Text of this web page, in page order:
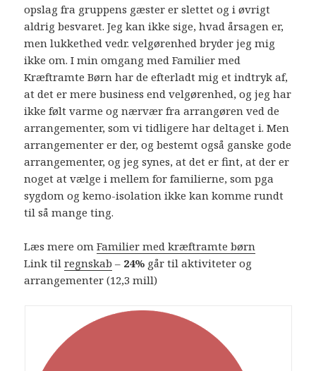
opslag fra gruppens gæster er slettet og i øvrigt
aldrig besvaret. Jeg kan ikke sige, hvad årsagen er,
men lukkethed vedr. velgørenhed bryder jeg mig
ikke om. I min omgang med Familier med
Kræftramte Børn har de efterladt mig et indtryk af,
at det er mere business end velgørenhed, og jeg har
ikke følt varme og nærvær fra arrangøren ved de
arrangementer, som vi tidligere har deltaget i. Men
arrangementer er der, og bestemt også ganske gode
arrangementer, og jeg synes, at det er fint, at der er
noget at vælge i mellem for familierne, som pga
sygdom og kemo-isolation ikke kan komme rundt
til så mange ting.
Læs mere omFamilier med kræftramte børn
Link tilregnskab – 24% går til aktiviteter og
arrangementer (12,3 mill)